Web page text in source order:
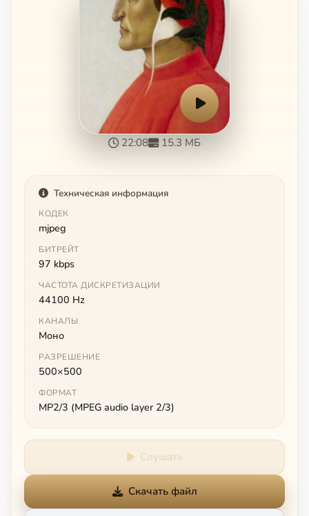
22:08 15.3 МБ
Техническая информация
КОДЕК
mjpeg
БИТРЕЙТ
97 kbps
ЧАСТОТА ДИСКРЕТИЗАЦИИ
44100 Hz
КАНАЛЫ
Моно
РАЗРЕШЕНИЕ
500×500
ФОРМАТ
MP2/3 (MPEG audio layer 2/3)
Слушать
Скачать файл